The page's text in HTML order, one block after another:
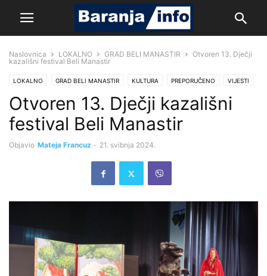
Naslovnica LOKALNO GRAD BELI MANASTIR
Otvoren 13. Dječji
kazališni festival Beli Manastir
LOKALNO GRAD BELI MANASTIR KULTURA PREPORUČENO VIJESTI
Otvoren 13. Dječji kazališni
festival Beli Manastir
Objavio Mateja Francuz - 21. svibnja 2024.